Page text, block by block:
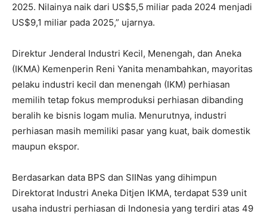
2025. Nilainya naik dari US$5,5 miliar pada 2024 menjadi
US$9,1 miliar pada 2025,” ujarnya.
Direktur Jenderal Industri Kecil, Menengah, dan Aneka
(IKMA) Kemenperin Reni Yanita menambahkan, mayoritas
pelaku industri kecil dan menengah (IKM) perhiasan
memilih tetap fokus memproduksi perhiasan dibanding
beralih ke bisnis logam mulia. Menurutnya, industri
perhiasan masih memiliki pasar yang kuat, baik domestik
maupun ekspor.
Berdasarkan data BPS dan SIINas yang dihimpun
Direktorat Industri Aneka Ditjen IKMA, terdapat 539 unit
usaha industri perhiasan di Indonesia yang terdiri atas 49